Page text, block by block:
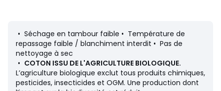
• 95% coton, 5% élasthanne
• Température de lavage 30° cycle délicat
Fiche produit relative aux qualités et caractéristiques
• Séchage en tambour faible • Température de
repassage faible / blanchiment interdit • Pas de
nettoyage à sec
• COTON ISSU DE L'AGRICULTURE BIOLOGIQUE.
L’agriculture biologique exclut tous produits chimiques,
pesticides, insecticides et OGM. Une production dont